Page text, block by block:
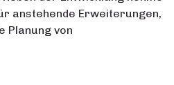
anstehende Erweiterungen,
Planung von